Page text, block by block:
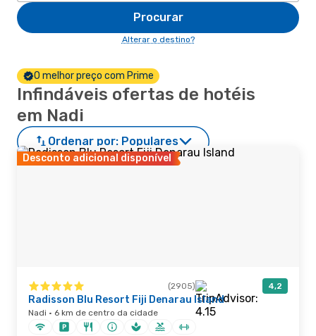
Procurar
Alterar o destino?
O melhor preço com Prime
Infindáveis ofertas de hotéis
em Nadi
Ordenar por: Populares
Desconto adicional disponível
(2905) 4,2
Radisson Blu Resort Fiji Denarau Island
Nadi · 6 km de centro da cidade